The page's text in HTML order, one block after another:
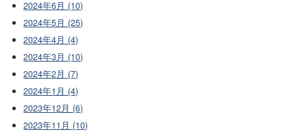
2024年6月 (10)
2024年5月 (25)
2024年4月 (4)
2024年3月 (10)
2024年2月 (7)
2024年1月 (4)
2023年12月 (6)
2023年11月 (10)